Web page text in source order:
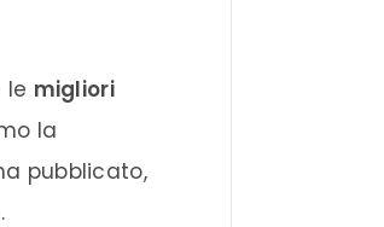
le migliori
la
pubblicato,